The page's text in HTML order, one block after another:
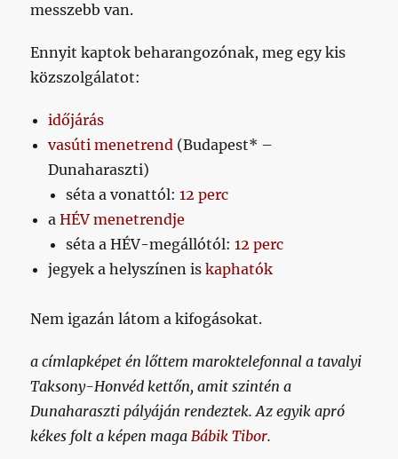
messzebb van.
Ennyit kaptok beharangozónak, meg egy kis
közszolgálatot:
időjárás
vasúti menetrend (Budapest* –
Dunaharaszti)
séta a vonattól:12 perc
aHÉV menetrendje
séta a HÉV-megállótól:12 perc
jegyek a helyszínen iskaphatók
Nem igazán látom a kifogásokat.
a címlapképet én lőttem maroktelefonnal a tavalyi
Taksony-Honvéd kettőn, amit szintén a
Dunaharaszti pályáján rendeztek. Az egyik apró
kékes folt a képen magaBábik Tibor.